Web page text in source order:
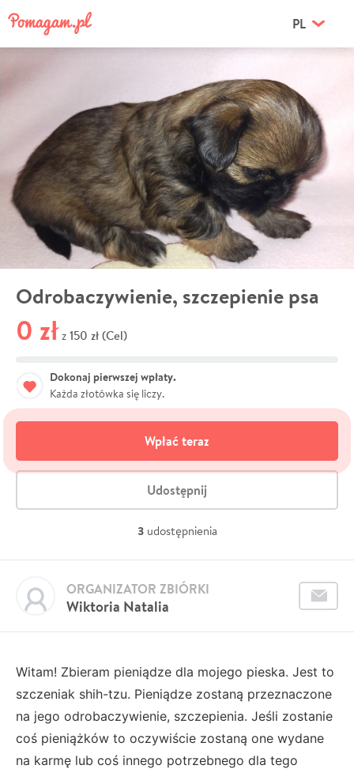
PL
Odrobaczywienie, szczepienie psa
0 zł z 150 zł (Cel)
Dokonaj pierwszej wpłaty.
Każda złotówka się liczy.
Wpłać teraz
Udostępnij
3 udostępnienia
Wiktoria Natalia
ORGANIZATOR ZBIÓRKI
Witam! Zbieram pieniądze dla mojego pieska. Jest to
szczeniak shih-tzu. Pieniądze zostaną przeznaczone
na jego odrobaczywienie, szczepienia. Jeśli zostanie
coś pieniążków to oczywiście zostaną one wydane
na karmę lub coś innego potrzebnego dla tego